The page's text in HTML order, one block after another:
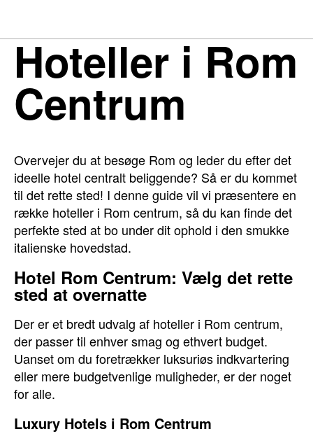
Hoteller i Rom
Centrum
Overvejer du at besøge Rom og leder du efter det
ideelle hotel centralt beliggende? Så er du kommet
til det rette sted! I denne guide vil vi præsentere en
række hoteller i Rom centrum, så du kan finde det
perfekte sted at bo under dit ophold i den smukke
italienske hovedstad.
Hotel Rom Centrum: Vælg det rette
sted at overnatte
Der er et bredt udvalg af hoteller i Rom centrum,
der passer til enhver smag og ethvert budget.
Uanset om du foretrækker luksuriøs indkvartering
eller mere budgetvenlige muligheder, er der noget
for alle.
Luxury Hotels i Rom Centrum